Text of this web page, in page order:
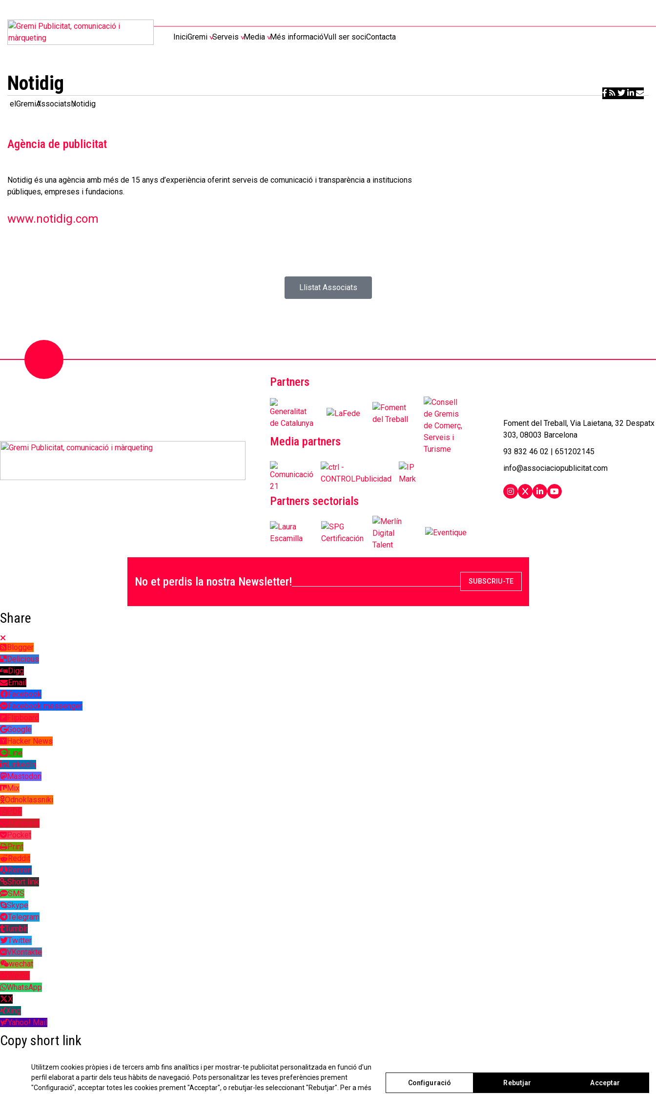
IniciGremi Serveis Media Més informacióVull ser sociContacta
Notidig
elGremiAssociatsNotidig
Agència de publicitat
Notidig és una agència amb més de 15 anys d’experiència oferint serveis de comunicació i transparència a institucions
públiques, empreses i fundacions.
www.notidig.com
Llistat Associats
Partners
Media partners
Partners sectorials
Foment del Treball, Via Laietana, 32 Despatx
303, 08003 Barcelona
93 832 46 02 | 651202145
info@associaciopublicitat.com
No et perdis la nostra Newsletter!
Share
Blogger
Delicious
Digg
Email
Facebook
Facebook messenger
Flipboard
Google
Hacker News
Line
LinkedIn
Mastodon
Mix
Odnoklassniki
PDF
Pinterest
Pocket
Print
Reddit
Renren
Short link
SMS
Skype
Telegram
Tumblr
Twitter
VKontakte
wechat
Weibo
WhatsApp
X
Xing
Yahoo! Mail
Copy short link
Utilitzem cookies pròpies i de tercers amb fins analítics i per mostrar-te publicitat personalitzada en funció d'un
perfil elaborat a partir dels teus hàbits de navegació. Pots personalitzar les teves preferències prement
"Configuració", acceptar totes les cookies prement "Acceptar", o rebutjar-les seleccionant "Rebutjar". Per a més
Configuració Rebutjar Acceptar